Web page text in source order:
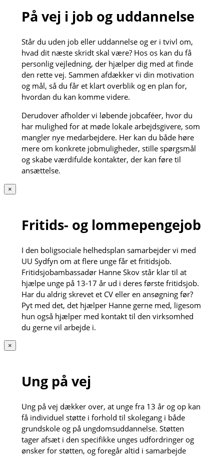
På vej i job og uddannelse
Står du uden job eller uddannelse og er i tvivl om,
hvad dit næste skridt skal være? Hos os kan du få
personlig vejledning, der hjælper dig med at finde
den rette vej. Sammen afdækker vi din motivation
og mål, så du får et klart overblik og en plan for,
hvordan du kan komme videre.
Derudover afholder vi løbende jobcaféer, hvor du
har mulighed for at møde lokale arbejdsgivere, som
mangler nye medarbejdere. Her kan du både høre
mere om konkrete jobmuligheder, stille spørgsmål
og skabe værdifulde kontakter, der kan føre til
ansættelse.
×
Fritids- og lommepengejob
I den boligsociale helhedsplan samarbejder vi med
UU Sydfyn om at flere unge får et fritidsjob.
Fritidsjobambassadør Hanne Skov står klar til at
hjælpe unge på 13-17 år ud i deres første fritidsjob.
Har du aldrig skrevet et CV eller en ansøgning før?
Pyt med det, det hjælper Hanne gerne med, ligesom
hun også hjælper med kontakt til den virksomhed
du gerne vil arbejde i.
×
Ung på vej
Ung på vej dækker over, at unge fra 13 år og op kan
få individuel støtte i forhold til skolegang i både
grundskole og på ungdomsuddannelse. Støtten
tager afsæt i den specifikke unges udfordringer og
ønsker for støtten, og foregår altid i samarbejde